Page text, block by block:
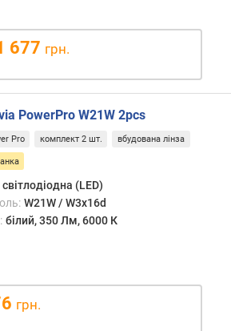
677 грн.
PowerPro W21W 2pcs
Pro комплект 2 шт. вбудована лінза
світлодіодна (LED)
W21W / W3x16d
білий, 350 Лм, 6000 К
грн.